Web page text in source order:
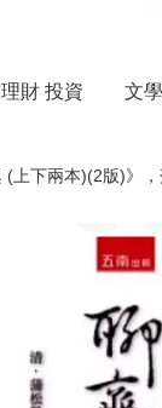
財 投資 文
(上下兩本)(2版)》